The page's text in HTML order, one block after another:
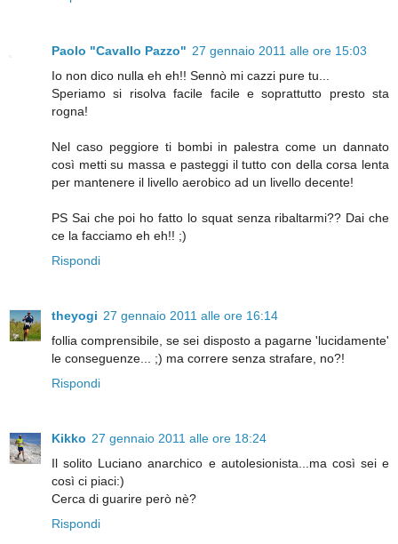
Paolo "Cavallo Pazzo" 27 gennaio 2011 alle ore 15:03
Io non dico nulla eh eh!! Sennò mi cazzi pure tu...
Speriamo si risolva facile facile e soprattutto presto sta
rogna!
Nel caso peggiore ti bombi in palestra come un dannato
così metti su massa e pasteggi il tutto con della corsa lenta
per mantenere il livello aerobico ad un livello decente!
PS Sai che poi ho fatto lo squat senza ribaltarmi?? Dai che
ce la facciamo eh eh!! ;)
Rispondi
theyogi 27 gennaio 2011 alle ore 16:14
follia comprensibile, se sei disposto a pagarne 'lucidamente'
le conseguenze... ;) ma correre senza strafare, no?!
Rispondi
Kikko 27 gennaio 2011 alle ore 18:24
Il solito Luciano anarchico e autolesionista...ma così sei e
così ci piaci:)
Cerca di guarire però nè?
Rispondi